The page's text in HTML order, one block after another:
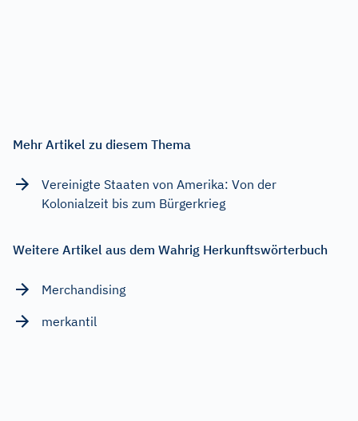
Mehr Artikel zu diesem Thema
Vereinigte Staaten von Amerika: Von der
Kolonialzeit bis zum Bürgerkrieg
Weitere Artikel aus dem Wahrig Herkunftswörterbuch
Merchandising
merkantil